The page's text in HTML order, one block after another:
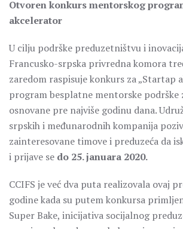
Otvoren konkurs mentorskog
akcelerator
U cilju podrške preduzetništvu i
Francusko-srpska privredna komora
zaredom raspisuje konkurs za „Startap
program besplatne mentorske podrške
osnovane pre najviše godinu dana.
srpskih i međunarodnih kompanija
zainteresovane timove i preduzeća da
i prijave se do 25. januara 2020.
CCIFS je već dva puta realizovala ovaj
godine kada su putem konkursa
Super Bake, inicijativa socijalnog